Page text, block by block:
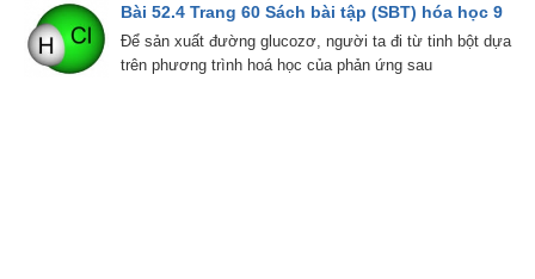
Bài 52.4 Trang 60 Sách bài tập (SBT) hóa học 9
Để sản xuất đường glucozơ, người ta đi từ tinh bột dựa
trên phương trình hoá học của phản ứng sau